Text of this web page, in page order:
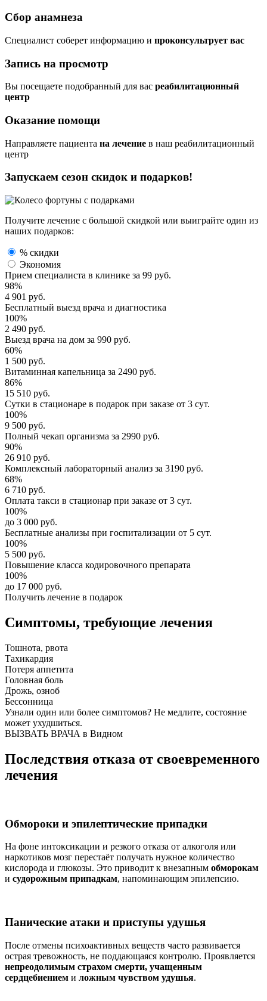
Сбор анамнеза
Cпециалист соберет информацию и проконсультрует вас
Запись на просмотр
Вы посещаете подобранный для вас реабилитационный
центр
Оказание помощи
Направляете пациента на лечение в наш реабилитационный
центр
Запускаем сезон скидок и подарков!
Получите лечение с большой скидкой или выиграйте один из
наших подарков:
% скидки
Экономия
Прием специалиста в клинике за 99 руб.
98%
4 901 руб.
Бесплатный выезд врача и диагностика
100%
2 490 руб.
Выезд врача на дом за 990 руб.
60%
1 500 руб.
Витаминная капельница за 2490 руб.
86%
15 510 руб.
Сутки в стационаре в подарок при заказе от 3 сут.
100%
9 500 руб.
Полный чекап организма за 2990 руб.
90%
26 910 руб.
Комплексный лабораторный анализ за 3190 руб.
68%
6 710 руб.
Оплата такси в стационар при заказе от 3 сут.
100%
до 3 000 руб.
Бесплатные анализы при госпитализации от 5 сут.
100%
5 500 руб.
Повышение класса кодировочного препарата
100%
до 17 000 руб.
Получить лечение в подарок
Симптомы, требующие лечения
Тошнота, рвота
Тахикардия
Потеря аппетита
Головная боль
Дрожь, озноб
Бессонница
Узнали один или более симптомов? Не медлите, состояние
может ухудшиться.
ВЫЗВАТЬ ВРАЧА в Видном
Последствия отказа от своевременного
лечения
Обмороки и эпилептические припадки
На фоне интоксикации и резкого отказа от алкоголя или
наркотиков мозг перестаёт получать нужное количество
кислорода и глюкозы. Это приводит к внезапным обморокам
и судорожным припадкам, напоминающим эпилепсию.
Панические атаки и приступы удушья
После отмены психоактивных веществ часто развивается
острая тревожность, не поддающаяся контролю. Проявляется
непреодолимым страхом смерти, учащенным
сердцебиением и ложным чувством удушья.